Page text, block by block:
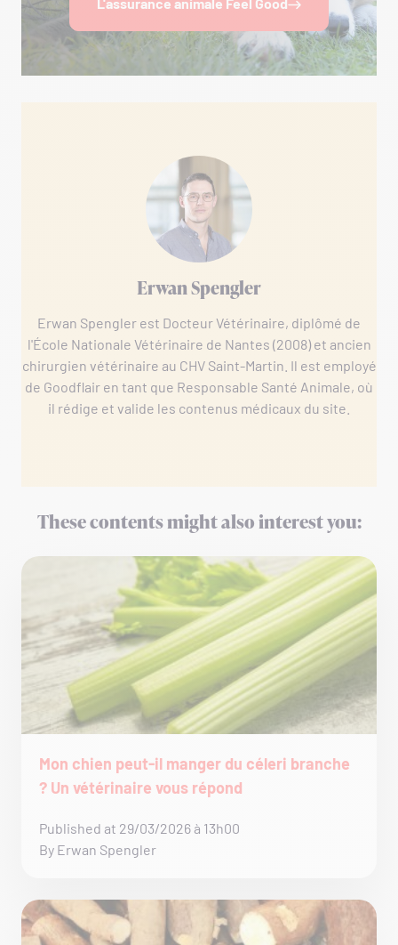
L'assurance animale Feel Good
Erwan Spengler
Erwan Spengler est Docteur Vétérinaire, diplômé de
l'École Nationale Vétérinaire de Nantes (2008) et ancien
chirurgien vétérinaire au CHV Saint-Martin. Il est employé
de Goodflair en tant que Responsable Santé Animale, où
il rédige et valide les contenus médicaux du site.
These contents might also interest you:
Mon chien peut-il manger du céleri branche
? Un vétérinaire vous répond
Published at 29/03/2026 à 13h00
By Erwan Spengler